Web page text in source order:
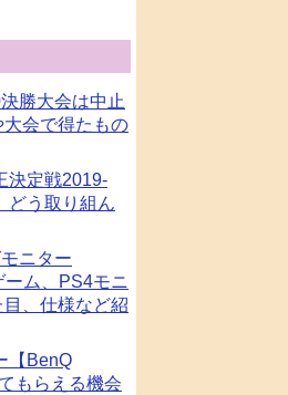
勝大会は中止
会で得たもの
決定戦2019-
どう取り組ん
ニター
ーム、PS4モニ
、仕様など紹
【BenQ
もらえる機会